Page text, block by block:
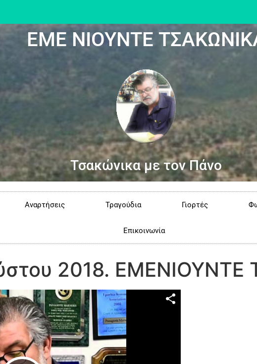
ΕΜΕ ΝΙΟΥΝΤΕ
Τσακώνικα με τον Πάνο
Αναρτήσεις Τραγούδια Γιορτές
Επικοινωνία
2018. ΕΜΕΝΙΟΥΝΤΕ